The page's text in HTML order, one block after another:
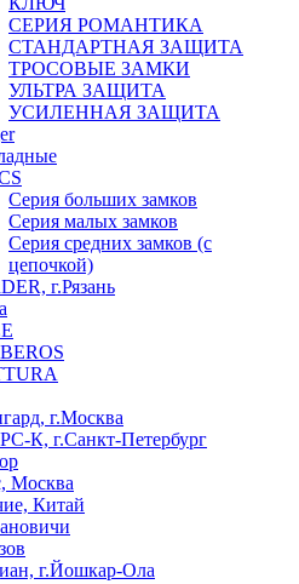
СЕРИЯ РОМАНТИКА
СТАНДАРТНАЯ ЗАЩИТА
ТРОСОВЫЕ ЗАМКИ
УЛЬТРА ЗАЩИТА
УСИЛЕННАЯ ЗАЩИТА
Серия больших замков
Серия малых замков
Серия средних замков (с
цепочкой)
г.Рязань
г.Москва
К, г.Санкт-Петербург
Москва
Китай
г.Йошкар-Ола